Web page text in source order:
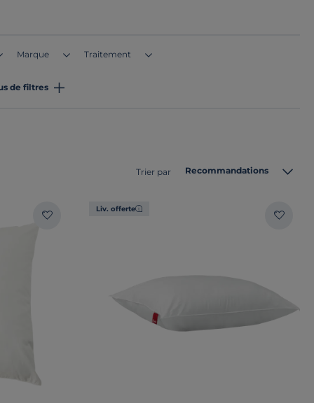
Marque Traitement
de filtres
Trier par Recommandations
Liv. offerte